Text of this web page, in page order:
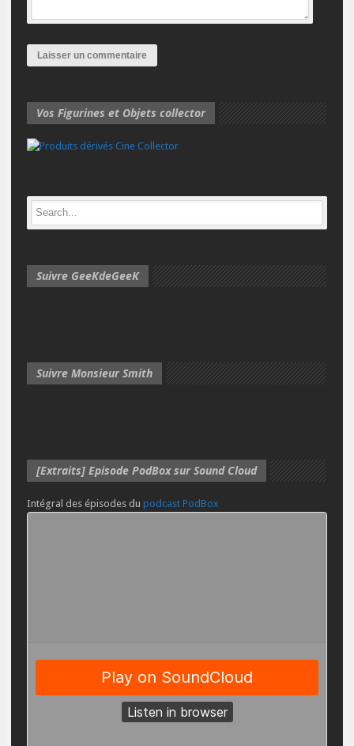
Vos Figurines et Objets collector
Suivre GeeKdeGeeK
Suivre Monsieur Smith
[Extraits] Episode PodBox sur Sound Cloud
Intégral des épisodes du podcast PodBox